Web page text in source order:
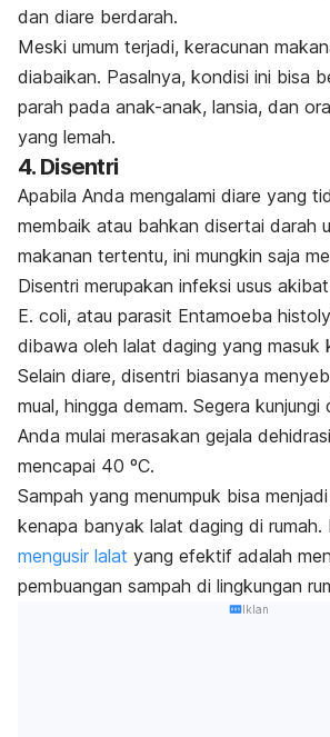
dan diare berdarah.
Meski umum terjadi, keracunan
diabaikan. Pasalnya, kondisi ini bisa
parah pada anak-anak, lansia, dan
yang lemah.
4. Disentri
Apabila Anda mengalami diare yang
membaik atau bahkan disertai darah
makanan tertentu, ini mungkin saja
Disentri merupakan infeksi usus
E. coli, atau parasit Entamoeba
dibawa oleh lalat daging yang masuk
Selain diare, disentri biasanya
mual, hingga demam. Segera
Anda mulai merasakan gejala
mencapai 40 ºC.
Sampah yang menumpuk bisa
kenapa banyak lalat daging di rumah.
mengusir lalat yang efektif adalah
pembuangan sampah di lingkungan
Iklan